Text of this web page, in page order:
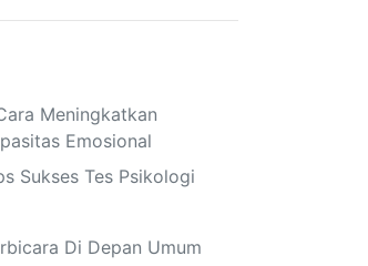
Meningkatkan
Emosional
Sukses Tes Psikologi
Di Depan Umum